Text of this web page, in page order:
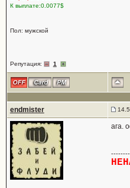
К выплате:0.0077$
Пол: мужской
Репутация: 1
endmister
ага.